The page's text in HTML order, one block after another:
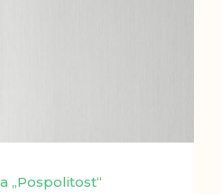
„Pospolitost“